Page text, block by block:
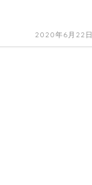
2020年6月22日